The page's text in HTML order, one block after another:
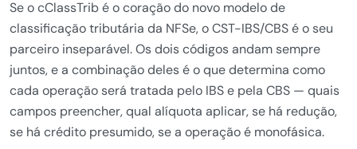
Se o cClassTrib é o coração do novo modelo de
classificação tributária da NFSe, o CST-IBS/CBS é o seu
parceiro inseparável. Os dois códigos andam sempre
juntos, e a combinação deles é o que determina como
cada operação será tratada pelo IBS e pela CBS — quais
campos preencher, qual alíquota aplicar, se há redução,
se há crédito presumido, se a operação é monofásica.